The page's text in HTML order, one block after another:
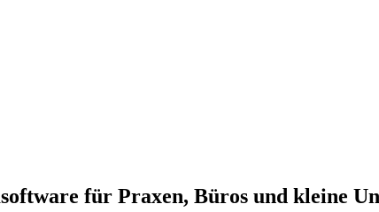
für Praxen, Büros und kleine